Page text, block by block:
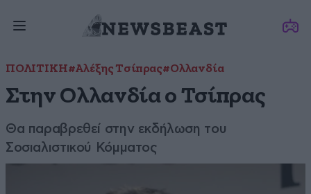
ΠΟΛΙΤΙΚΗ#Αλέξης Τσίπρας#Ολλανδία
Στην Ολλανδία ο Τσίπρας
Θα παραβρεθεί στην εκδήλωση του
Σοσιαλιστικού Κόμματος